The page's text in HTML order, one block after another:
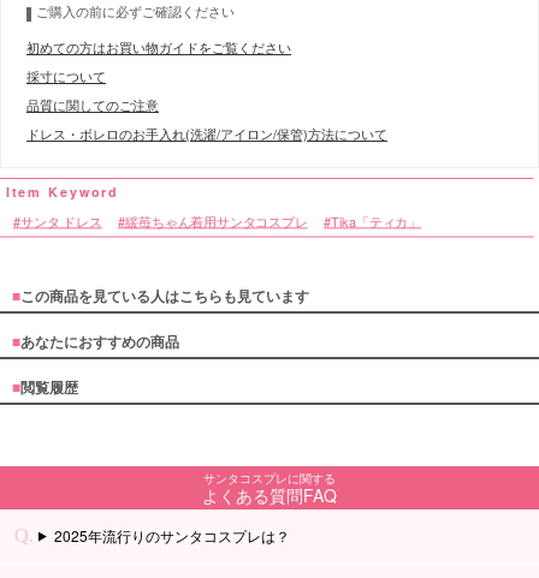
ご購入の前に必ずご確認ください
初めての方はお買い物ガイドをご覧ください
採寸について
品質に関してのご注意
ドレス・ボレロのお手入れ(洗濯/アイロン/保管)方法について
サンタ ドレス 緩苺ちゃん着用サンタコスプレ Tika「ティカ」
■この商品を見ている人はこちらも見ています
■あなたにおすすめの商品
■閲覧履歴
サンタコスプレに関する
よくある質問FAQ
2025年流行りのサンタコスプレは？